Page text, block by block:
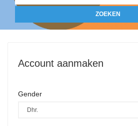
ZOEKEN
Account aanmaken
Gender